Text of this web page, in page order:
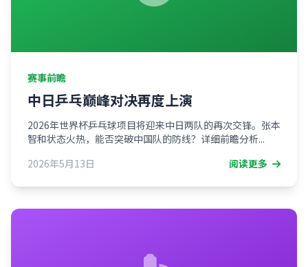
赛事前瞻
中日乒乓巅峰对决再度上演
2026年世界杯乒乓球项目将迎来中日两队的再次交锋。张本
智和状态火热，能否突破中国队的防线？详细前瞻分析...
2026年5月13日
阅读更多